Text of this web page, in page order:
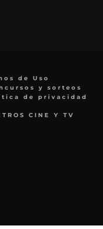
de Uso
y sorteos
de privacidad
CINE Y TV